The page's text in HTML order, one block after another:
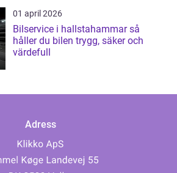
01 april 2026
Bilservice i hallstahammar så
håller du bilen trygg, säker och
värdefull
Adress